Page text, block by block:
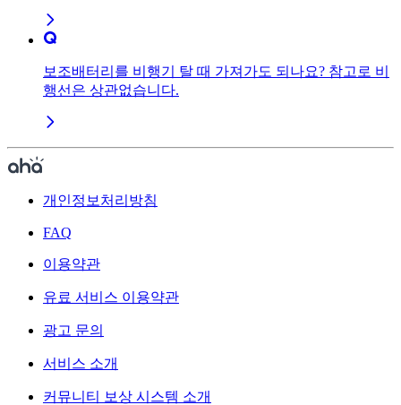
보조배터리를 비행기 탈 때 가져가도 되나요? 참고로 비
행선은 상관없습니다.
개인정보처리방침
FAQ
이용약관
유료 서비스 이용약관
광고 문의
서비스 소개
커뮤니티 보상 시스템 소개